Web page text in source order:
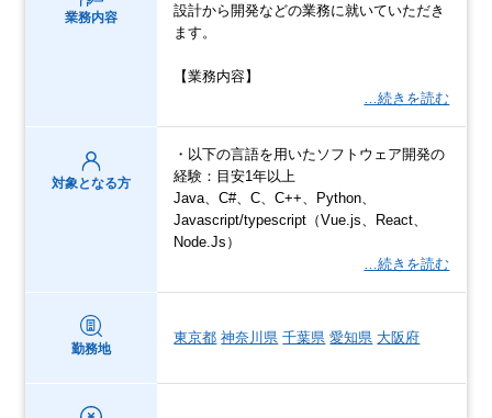
業務内容
設計から開発などの業務に就いていただき
ます。
【業務内容】
…続きを読む
対象となる方
・以下の言語を用いたソフトウェア開発の
経験：目安1年以上
Java、C#、C、C++、Python、
Javascript/typescript（Vue.js、React、
Node.Js）
…続きを読む
勤務地
東京都 神奈川県 千葉県 愛知県 大阪府